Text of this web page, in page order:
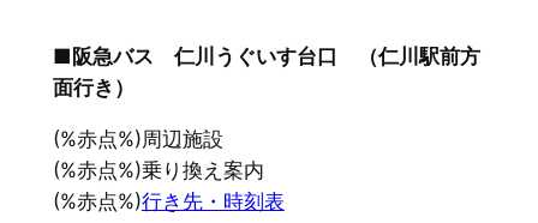
■阪急バス 仁川うぐいす台口 （仁川駅前方
面行き）
(%赤点%)周辺施設
(%赤点%)乗り換え案内
(%赤点%)行き先・時刻表